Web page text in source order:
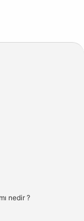
nedir ?